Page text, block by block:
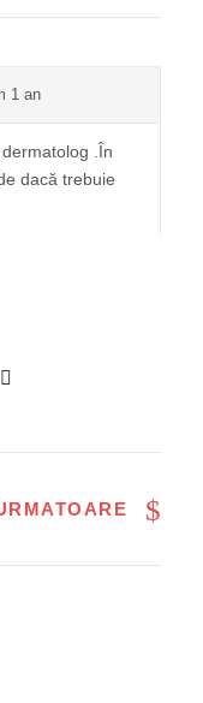
1 an
.În
dacă trebuie